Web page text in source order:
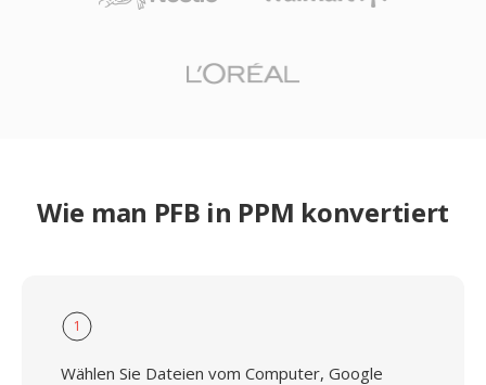
Wie man PFB in PPM konvertiert
1
Wählen Sie Dateien vom Computer, Google